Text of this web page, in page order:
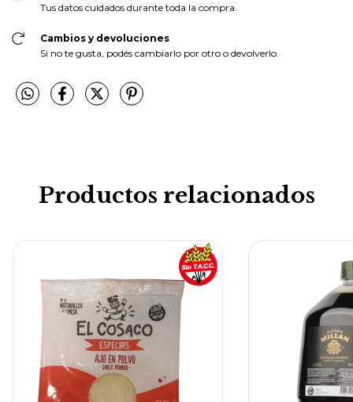
Tus datos cuidados durante toda la compra.
Cambios y devoluciones
Si no te gusta, podés cambiarlo por otro o devolverlo.
Productos relacionados